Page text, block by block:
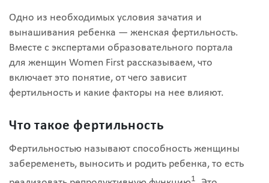
Одно из необходимых условия зачатия и
вынашивания ребенка — женская фертильность.
Вместе с экспертами образовательного портала
для женщин Women First рассказываем, что
включает это понятие, от чего зависит
фертильность и какие факторы на нее влияют.
Что такое фертильность
Фертильностью называют способность женщины
забеременеть, выносить и родить ребенка, то есть
1